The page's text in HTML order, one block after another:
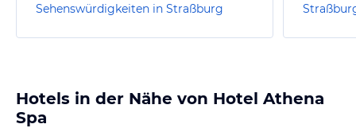
Sehenswürdigkeiten in Straßburg
Hotels in der Nähe von Hotel Athena
Spa